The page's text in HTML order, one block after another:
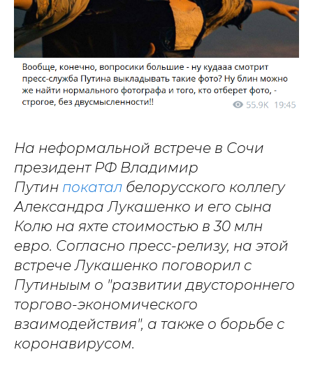
На неформальной встрече в Сочи
президент РФ Владимир
Путин покатал белорусского коллегу
Александра Лукашенко и его сына
Колю на яхте стоимостью в 30 млн
евро. Согласно пресс-релизу, на этой
встрече Лукашенко поговорил с
Путиныым о "развитии двустороннего
торгово-экономического
взаимодействия", а также о борьбе с
коронавирусом.